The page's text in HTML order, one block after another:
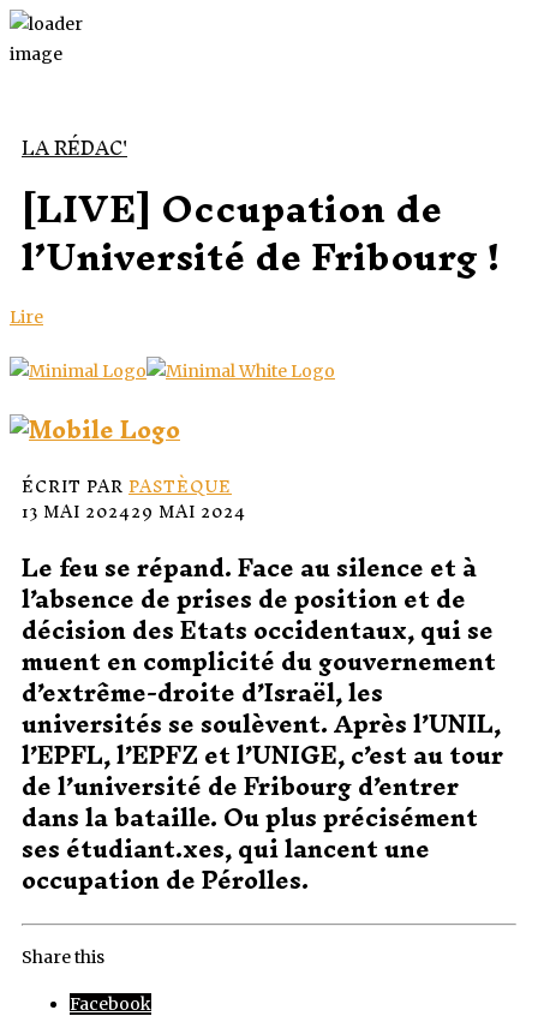
LA RÉDAC'
[LIVE] Occupation de
l’Université de Fribourg !
Lire
ÉCRIT PARPASTÈQUE
13 MAI 202429 MAI 2024
Le feu se répand. Face au silence et à
l’absence de prises de position et de
décision des Etats occidentaux, qui se
muent en complicité du gouvernement
d’extrême-droite d’Israël, les
universités se soulèvent. Après l’UNIL,
l’EPFL, l’EPFZ et l’UNIGE, c’est au tour
de l’université de Fribourg d’entrer
dans la bataille. Ou plus précisément
ses étudiant.xes, qui lancent une
occupation de Pérolles.
Share this
Facebook